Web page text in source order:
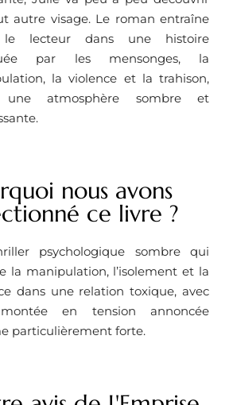
autre visage. Le roman entraîne
le lecteur dans une histoire
par les mensonges, la
la violence et la trahison,
une atmosphère sombre et
nous avons
ce livre ?
psychologique sombre qui
la manipulation, l’isolement et la
dans une relation toxique, avec
en tension annoncée
particulièrement forte.